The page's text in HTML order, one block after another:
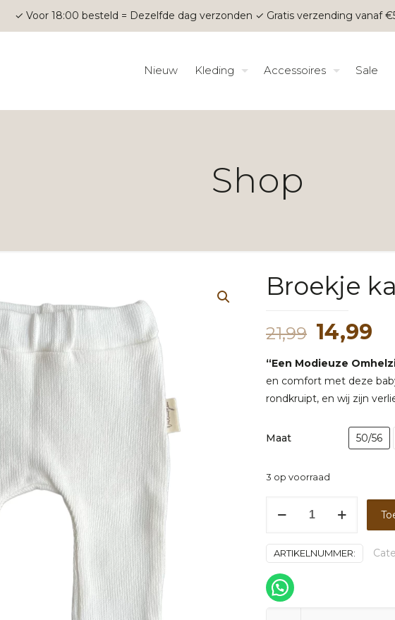
✓ Voor 18:00 besteld = Dezelfde dag verzonden ✓ Gratis verzending vanaf
Nieuw Kleding Accessoires Sale
Shop
Broekje
21,99
prijs
was:
21,99.
14,99
is:
“Een Modieuze
en comfort met deze
rondkruipt, en wij zijn
Maat 50/56
3 op voorraad
aantal
ARTIKELNUMMER: